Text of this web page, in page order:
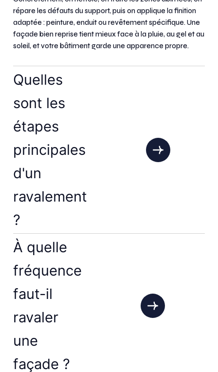
répare les défauts du support, puis on applique la finition
adaptée : peinture, enduit ou revêtement spécifique. Une
façade bien reprise tient mieux face à la pluie, au gel et au
soleil, et votre bâtiment garde une apparence propre.
Quelles
sont les
étapes
principales
d'un
ravalement
?
À quelle
fréquence
faut-il
ravaler
une
façade ?